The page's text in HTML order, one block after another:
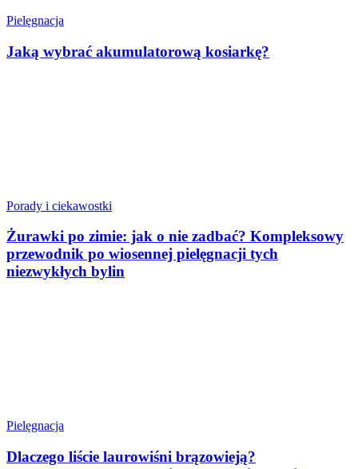
Pielęgnacja
Jaką wybrać akumulatorową kosiarkę?
Porady i ciekawostki
Żurawki po zimie: jak o nie zadbać? Kompleksowy
przewodnik po wiosennej pielęgnacji tych
niezwykłych bylin
Pielęgnacja
Dlaczego liście laurowiśni brązowieją?